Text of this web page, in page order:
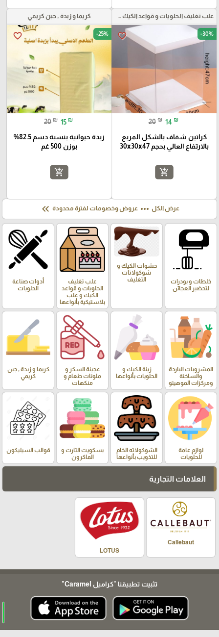
علب تغليف الحلويات و قواعد الكيك و علب بلاستيكية بأنواعها
favorite_border -30%
20 ₪ 14 ₪
كراتين شفاف بالشكل المربع
بالارتفاع العالي بحجم 30x30x47
add_shopping_cart
كريما و زبدة , جبن كريمي
favorite_border -25%
20 ₪ 15 ₪
زبدة حيوانية بنسبة دسم 82.5%
بوزن 500 غم
add_shopping_cart
عرض الكل more_horiz عروض وخصومات لفترة محدودة keyboard_double_arrow_left
خلطات و بودرات
لتحضير العجائن
حشوات الكيك و
شوكولاتات
التغليف
علب تغليف
الحلويات و قواعد
الكيك و علب
بلاستيكية بأنواعها
أدوات صناعة
الحلويات
المشروبات الباردة
والساخنة
ومركزات الموهيتو
زينة الكيك و
الحلويات بأنواعها
عجينة السكر و
ملونات طعام و
منكهات
كريما و زبدة , جبن
كريمي
لوازم عامة
للحلويات
الشوكولاته الخام
للتذويب بأنواعها
بسكويت التارت و
الماكرون
قوالب السيليكون
العلامات التجارية
Callebaut
LOTUS
تثبيت تطبيقنا "كراميل Caramel"